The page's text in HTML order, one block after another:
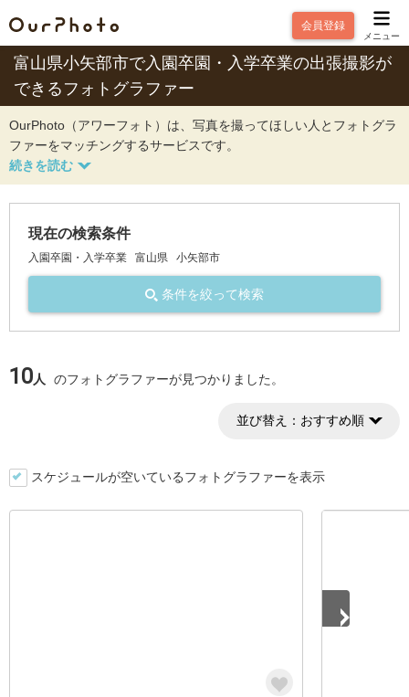
会員登録
メニュー
富山県小矢部市で入園卒園・入学卒業の出張撮影が
できるフォトグラファー
OurPhoto（アワーフォト）は、写真を撮ってほしい人とフォトグラ
ファーをマッチングするサービスです。
現在の検索条件
入園卒園・入学卒業 富山県 小矢部市
条件を絞って検索
10人 のフォトグラファーが見つかりました。
並び替え： おすすめ順
スケジュールが空いているフォトグラファーを表示